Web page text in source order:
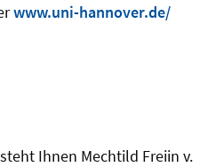
www.uni-hannover.de/
Ihnen Mechtild Freiin v.